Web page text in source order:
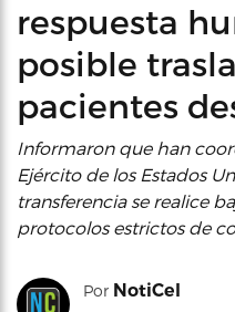
respuesta
posible
pacientes
Informaron que han
Ejército de los Estados
transferencia se realice
protocolos estrictos de
Por NotiCel